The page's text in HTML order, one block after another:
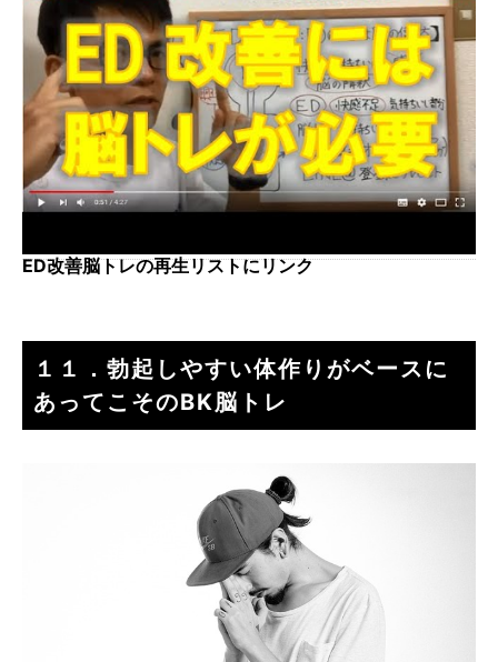
ED改善脳トレの再生リストにリンク
１１．勃起しやすい体作りがベースに
あってこそのBK脳トレ